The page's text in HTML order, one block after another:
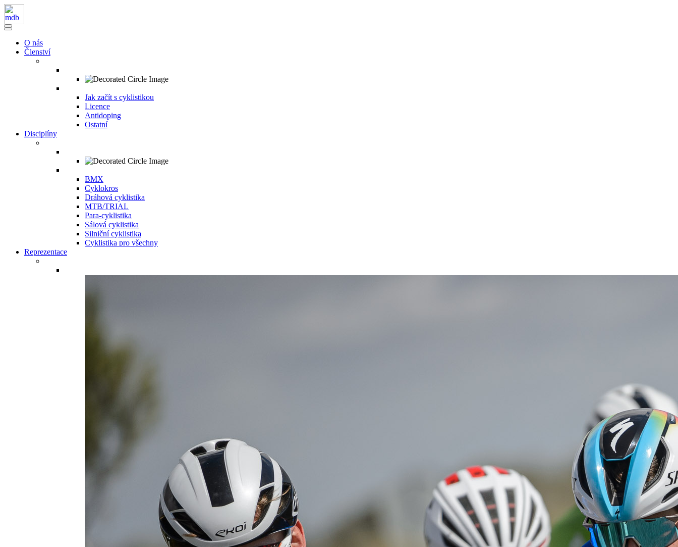
O nás
Členství
Jak začít s cyklistikou
Licence
Antidoping
Ostatní
Disciplíny
BMX
Cyklokros
Dráhová cyklistika
MTB/TRIAL
Para-cyklistika
Sálová cyklistika
Silniční cyklistika
Cyklistika pro všechny
Reprezentace